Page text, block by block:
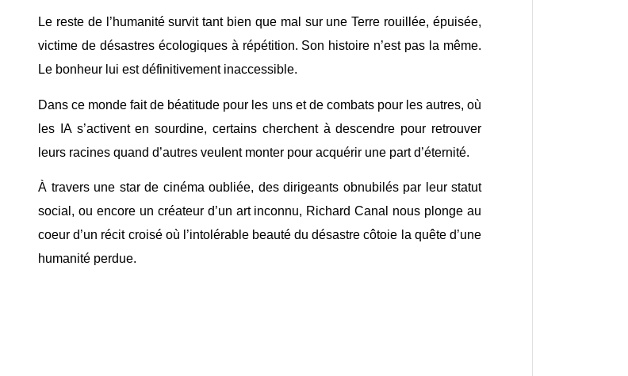
Le reste de l’humanité survit tant bien que mal sur une Terre rouillée, épuisée,
victime de désastres écologiques à répétition. Son histoire n’est pas la même.
Le bonheur lui est définitivement inaccessible.
Dans ce monde fait de béatitude pour les uns et de combats pour les autres, où
les IA s’activent en sourdine, certains cherchent à descendre pour retrouver
leurs racines quand d’autres veulent monter pour acquérir une part d’éternité.
À travers une star de cinéma oubliée, des dirigeants obnubilés par leur statut
social, ou encore un créateur d’un art inconnu, Richard Canal nous plonge au
coeur d’un récit croisé où l’intolérable beauté du désastre côtoie la quête d’une
humanité perdue.